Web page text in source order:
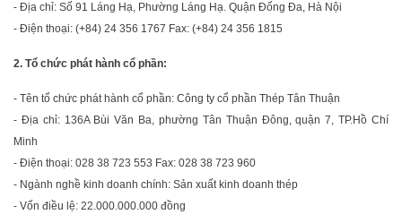
- Địa chỉ: Số 91 Láng Hạ, Phường Láng Hạ. Quận Đống Đa, Hà Nội
- Điện thoại: (+84) 24 356 1767 Fax: (+84) 24 356 1815
2. Tổ chức phát hành cổ phần:
- Tên tổ chức phát hành cổ phần: Công ty cổ phần Thép Tân Thuận
- Địa chỉ: 136A Bùi Văn Ba, phường Tân Thuận Đông, quận 7, TP.Hồ Chí
Minh
- Điện thoại: 028 38 723 553 Fax: 028 38 723 960
- Ngành nghề kinh doanh chính: Sản xuất kinh doanh thép
- Vốn điều lệ: 22.000.000.000 đồng